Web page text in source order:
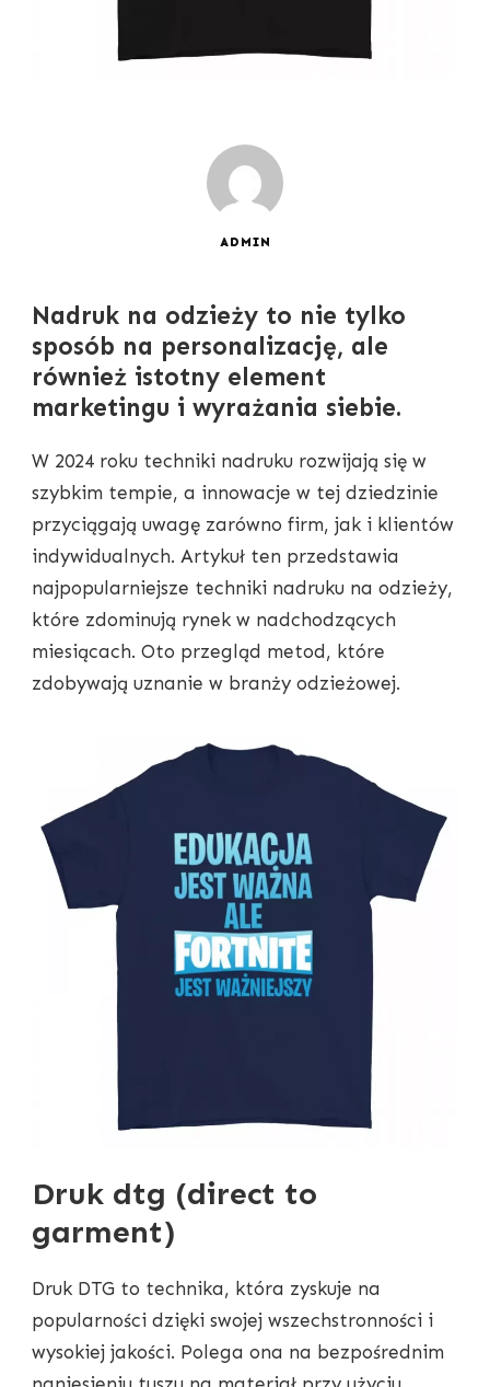
ADMIN
Nadruk na odzieży to nie tylko
sposób na personalizację, ale
również istotny element
marketingu i wyrażania siebie.
W 2024 roku techniki nadruku rozwijają się w
szybkim tempie, a innowacje w tej dziedzinie
przyciągają uwagę zarówno firm, jak i klientów
indywidualnych. Artykuł ten przedstawia
najpopularniejsze techniki nadruku na odzieży,
które zdominują rynek w nadchodzących
miesiącach. Oto przegląd metod, które
zdobywają uznanie w branży odzieżowej.
Druk dtg (direct to
garment)
Druk DTG to technika, która zyskuje na
popularności dzięki swojej wszechstronności i
wysokiej jakości. Polega ona na bezpośrednim